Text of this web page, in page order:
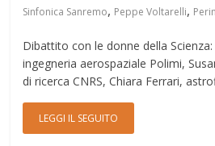
Sinfonica Sanremo, Peppe Voltarelli,
Dibattito con le donne della
ingegneria aerospaziale Polimi,
di ricerca CNRS, Chiara Ferrari,
LEGGI IL SEGUITO